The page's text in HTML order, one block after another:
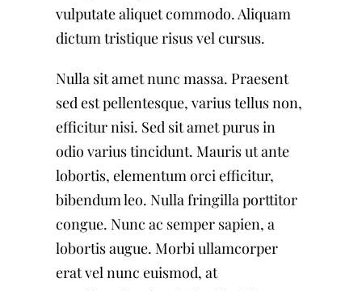
vulputate aliquet commodo. Aliquam
dictum tristique risus vel cursus.
Nulla sit amet nunc massa. Praesent
sed est pellentesque, varius tellus non,
efficitur nisi. Sed sit amet purus in
odio varius tincidunt. Mauris ut ante
lobortis, elementum orci efficitur,
bibendum leo. Nulla fringilla porttitor
congue. Nunc ac semper sapien, a
lobortis augue. Morbi ullamcorper
erat vel nunc euismod, at